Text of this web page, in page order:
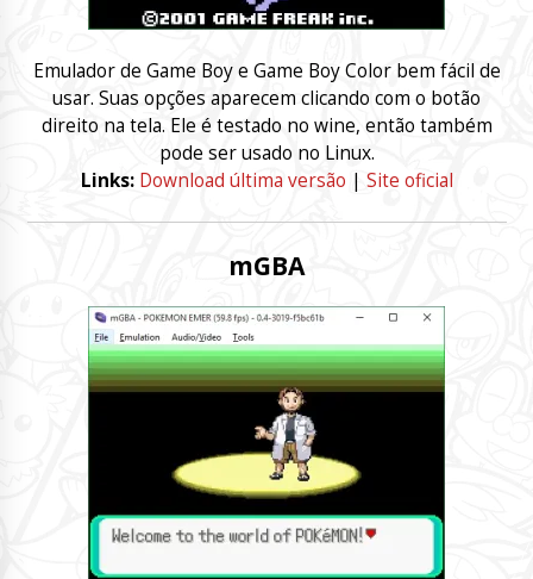
Emulador de Game Boy e Game Boy Color bem fácil de
usar. Suas opções aparecem clicando com o botão
direito na tela. Ele é testado no wine, então também
pode ser usado no Linux.
Links: Download última versão | Site oficial
mGBA